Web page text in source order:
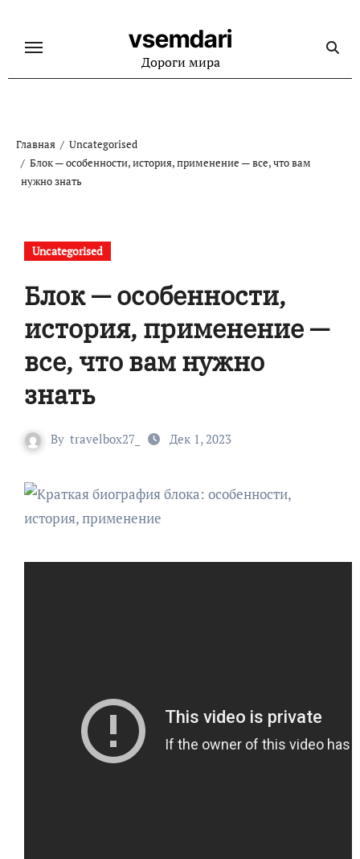
содержанию
vsemdari
Дороги мира
Главная
Uncategorised
Блок — особенности, история, применение — все, что вам
нужно знать
Uncategorised
Блок — особенности,
история, применение —
все, что вам нужно
знать
By travelbox27_ Дек 1, 2023